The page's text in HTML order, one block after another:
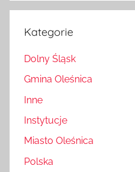
Kategorie
Dolny Śląsk
Gmina Oleśnica
Inne
Instytucje
Miasto Oleśnica
Polska